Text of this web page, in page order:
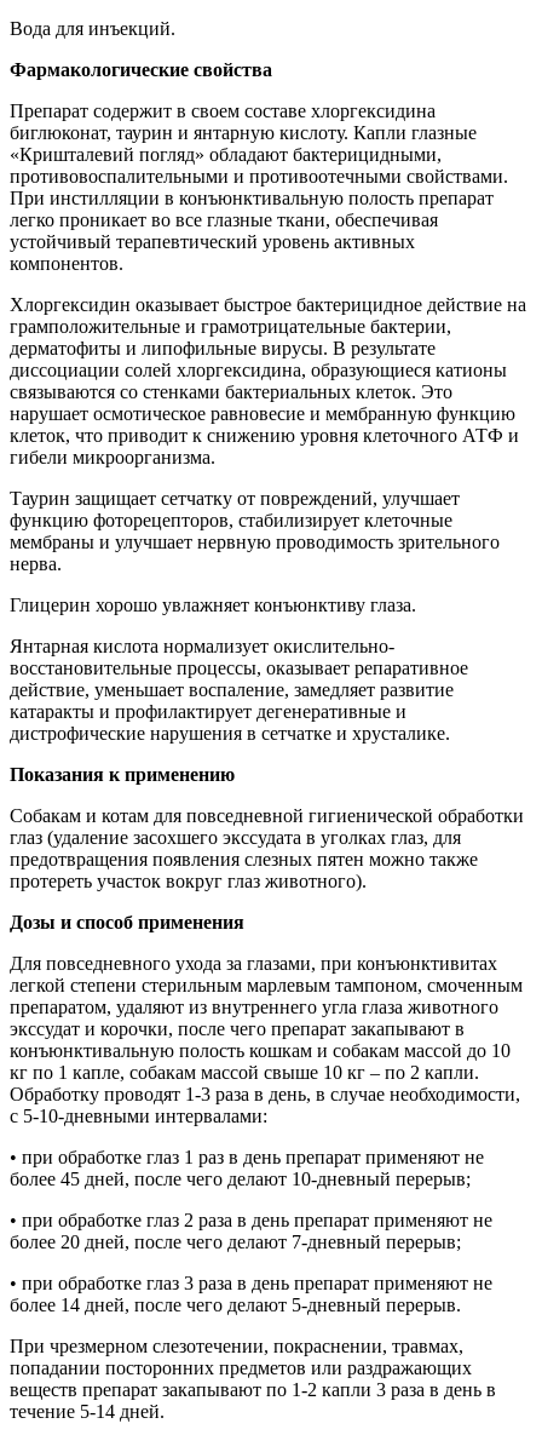
Вода для инъекций.
Фармакологические свойства
Препарат содержит в своем составе хлоргексидина
биглюконат, таурин и янтарную кислоту. Капли глазные
«Кришталевий погляд» обладают бактерицидными,
противовоспалительными и противоотечными свойствами.
При инстилляции в конъюнктивальную полость препарат
легко проникает во все глазные ткани, обеспечивая
устойчивый терапевтический уровень активных
компонентов.
Хлоргексидин оказывает быстрое бактерицидное действие на
грамположительные и грамотрицательные бактерии,
дерматофиты и липофильные вирусы. В результате
диссоциации солей хлоргексидина, образующиеся катионы
связываются со стенками бактериальных клеток. Это
нарушает осмотическое равновесие и мембранную функцию
клеток, что приводит к снижению уровня клеточного АТФ и
гибели микроорганизма.
Таурин защищает сетчатку от повреждений, улучшает
функцию фоторецепторов, стабилизирует клеточные
мембраны и улучшает нервную проводимость зрительного
нерва.
Глицерин хорошо увлажняет конъюнктиву глаза.
Янтарная кислота нормализует окислительно-
восстановительные процессы, оказывает репаративное
действие, уменьшает воспаление, замедляет развитие
катаракты и профилактирует дегенеративные и
дистрофические нарушения в сетчатке и хрусталике.
Показания к применению
Собакам и котам для повседневной гигиенической обработки
глаз (удаление засохшего экссудата в уголках глаз, для
предотвращения появления слезных пятен можно также
протереть участок вокруг глаз животного).
Дозы и способ применения
Для повседневного ухода за глазами, при конъюнктивитах
легкой степени стерильным марлевым тампоном, смоченным
препаратом, удаляют из внутреннего угла глаза животного
экссудат и корочки, после чего препарат закапывают в
конъюнктивальную полость кошкам и собакам массой до 10
кг по 1 капле, собакам массой свыше 10 кг – по 2 капли.
Обработку проводят 1-3 раза в день, в случае необходимости,
с 5-10-дневными интервалами:
• при обработке глаз 1 раз в день препарат применяют не
более 45 дней, после чего делают 10-дневный перерыв;
• при обработке глаз 2 раза в день препарат применяют не
более 20 дней, после чего делают 7-дневный перерыв;
• при обработке глаз 3 раза в день препарат применяют не
более 14 дней, после чего делают 5-дневный перерыв.
При чрезмерном слезотечении, покраснении, травмах,
попадании посторонних предметов или раздражающих
веществ препарат закапывают по 1-2 капли 3 раза в день в
течение 5-14 дней.